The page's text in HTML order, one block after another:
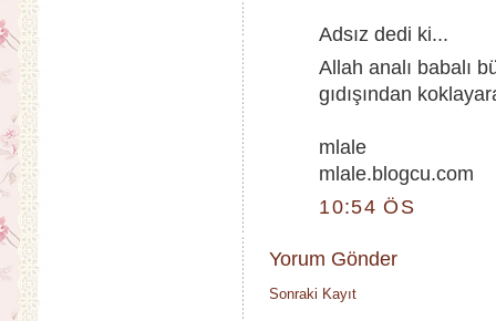
Adsız dedi ki...
Allah analı babalı
gıdışından
mlale
mlale.blogcu.com
10:54 ÖS
Yorum Gönder
Sonraki Kayıt